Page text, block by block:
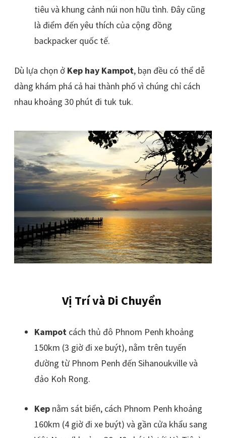
tiêu và khung cảnh núi non hữu tình. Đây cũng
là điểm đến yêu thích của cộng đồng
backpacker quốc tế.
Dù lựa chọn ở Kep hay Kampot, bạn đều có thể dễ
dàng khám phá cả hai thành phố vì chúng chỉ cách
nhau khoảng 30 phút đi tuk tuk.
Vị Trí và Di Chuyển
Kampot cách thủ đô Phnom Penh khoảng
150km (3 giờ đi xe buýt), nằm trên tuyến
đường từ Phnom Penh đến Sihanoukville và
đảo Koh Rong.
Kep nằm sát biển, cách Phnom Penh khoảng
160km (4 giờ đi xe buýt) và gần cửa khẩu sang